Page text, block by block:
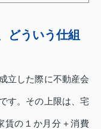
どういう仕組
立した際に不動産会
す。その上限は、宅
賃の１か月分＋消費